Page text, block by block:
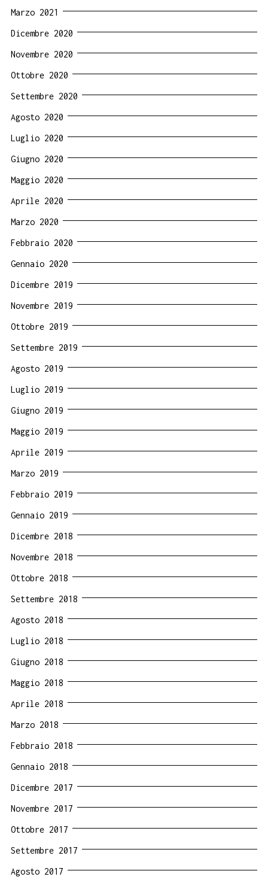
Marzo 2021
Dicembre 2020
Novembre 2020
Ottobre 2020
Settembre 2020
Agosto 2020
Luglio 2020
Giugno 2020
Maggio 2020
Aprile 2020
Marzo 2020
Febbraio 2020
Gennaio 2020
Dicembre 2019
Novembre 2019
Ottobre 2019
Settembre 2019
Agosto 2019
Luglio 2019
Giugno 2019
Maggio 2019
Aprile 2019
Marzo 2019
Febbraio 2019
Gennaio 2019
Dicembre 2018
Novembre 2018
Ottobre 2018
Settembre 2018
Agosto 2018
Luglio 2018
Giugno 2018
Maggio 2018
Aprile 2018
Marzo 2018
Febbraio 2018
Gennaio 2018
Dicembre 2017
Novembre 2017
Ottobre 2017
Settembre 2017
Agosto 2017